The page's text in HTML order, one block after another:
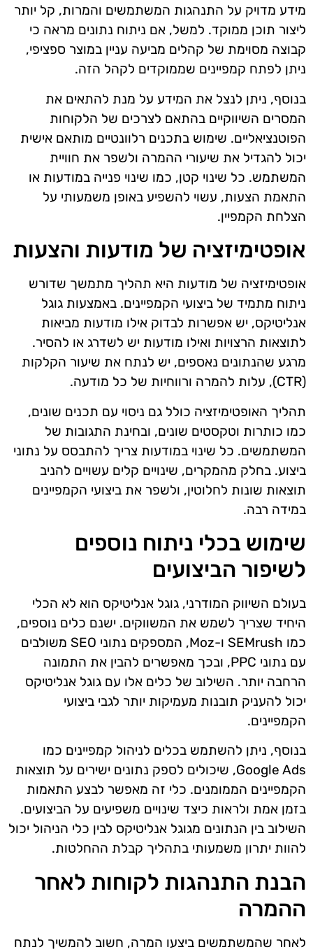
מידע מדויק על התנהגות המשתמשים והמרות, קל יותר
ליצור תוכן ממוקד. למשל, אם ניתוח נתונים מראה כי
קבוצה מסוימת של קהלים מביעה עניין במוצר ספציפי,
ניתן לפתח קמפיינים שממוקדים לקהל הזה.
בנוסף, ניתן לנצל את המידע על מנת להתאים את
המסרים השיווקיים בהתאם לצרכים של הלקוחות
הפוטנציאליים. שימוש בתכנים רלוונטיים מותאם אישית
יכול להגדיל את שיעורי ההמרה ולשפר את חוויית
המשתמש. כל שינוי קטן, כמו שינוי פנייה במודעות או
התאמת הצעות, עשוי להשפיע באופן משמעותי על
הצלחת הקמפיין.
אופטימיזציה של מודעות והצעות
אופטימיזציה של מודעות היא תהליך מתמשך שדורש
ניתוח מתמיד של ביצועי הקמפיינים. באמצעות גוגל
אנליטיקס, יש אפשרות לבדוק אילו מודעות מביאות
לתוצאות הרצויות ואילו מודעות יש לשדרג או להסיר.
מרגע שהנתונים נאספים, יש לנתח את שיעור הקלקות
(CTR), עלות להמרה ורווחיות של כל מודעה.
תהליך האופטימיזציה כולל גם ניסוי עם תכנים שונים,
כמו כותרות וטקסטים שונים, ובחינת התגובות של
המשתמשים. כל שינוי במודעות צריך להתבסס על נתוני
ביצוע. בחלק מהמקרים, שינויים קלים עשויים להניב
תוצאות שונות לחלוטין, ולשפר את ביצועי הקמפיינים
במידה רבה.
שימוש בכלי ניתוח נוספים
לשיפור הביצועים
בעולם השיווק המודרני, גוגל אנליטיקס הוא לא הכלי
היחיד שצריך לשמש את המשווקים. ישנם כלים נוספים,
כמו SEMrush ו-Moz, המספקים נתוני SEO משולבים
עם נתוני PPC, ובכך מאפשרים להבין את התמונה
הרחבה יותר. השילוב של כלים אלו עם גוגל אנליטיקס
יכול להעניק תובנות מעמיקות יותר לגבי ביצועי
הקמפיינים.
בנוסף, ניתן להשתמש בכלים לניהול קמפיינים כמו
Google Ads, שיכולים לספק נתונים ישירים על תוצאות
הקמפיינים הממומנים. כלי זה מאפשר לבצע התאמות
בזמן אמת ולראות כיצד שינויים משפיעים על הביצועים.
השילוב בין הנתונים מגוגל אנליטיקס לבין כלי הניהול יכול
להוות יתרון משמעותי בתהליך קבלת ההחלטות.
הבנת התנהגות לקוחות לאחר
ההמרה
לאחר שהמשתמשים ביצעו המרה, חשוב להמשיך לנתח